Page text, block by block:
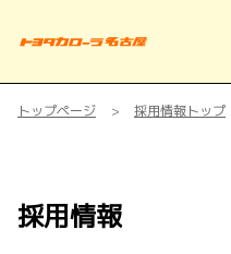
トップページ 採用情報トップ
採用情報